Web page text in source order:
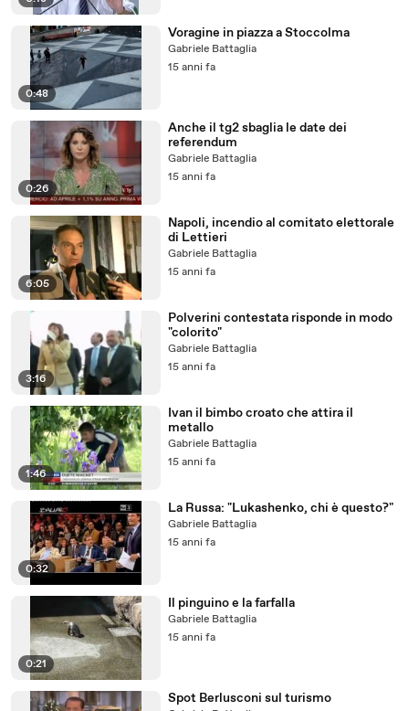
0:48
Voragine in piazza a Stoccolma
Gabriele Battaglia
15 anni fa
0:26
Anche il tg2 sbaglia le date dei
referendum
Gabriele Battaglia
15 anni fa
6:05
Napoli, incendio al comitato elettorale
di Lettieri
Gabriele Battaglia
15 anni fa
3:16
Polverini contestata risponde in modo
"colorito"
Gabriele Battaglia
15 anni fa
1:46
Ivan il bimbo croato che attira il
metallo
Gabriele Battaglia
15 anni fa
0:32
La Russa: "Lukashenko, chi è questo?"
Gabriele Battaglia
15 anni fa
0:21
Il pinguino e la farfalla
Gabriele Battaglia
15 anni fa
Spot Berlusconi sul turismo